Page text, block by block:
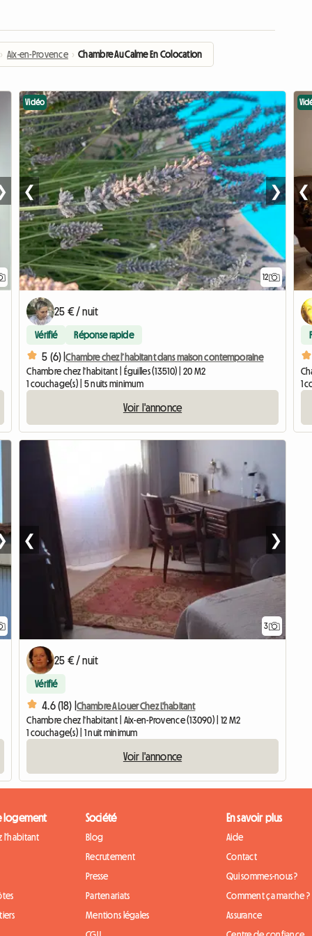
› Aix-en-Provence › Chambre Au Calme En Colocation
12
Vidéo
❮ ❯
25 € / nuit
Vérifié Réponse rapide
5 (6) |Chambre chez l’habitant dans maison contemporaine
Chambre chez l'habitant | Éguilles (13510) | 20 M2
1 couchage(s) | 5 nuits minimum
Voir l'annonce
❮
1
3
❮ ❯
25 € / nuit
Vérifié
4.6 (18) | Chambre A Louer Chez L'habitant
Chambre chez l'habitant | Aix-en-Provence (13090) | 12 M2
1 couchage(s) | 1 nuit minimum
Voir l'annonce
logement
l'habitant
Société
Blog
Recrutement
Presse
Partenariats
Mentions légales
En savoir plus
Aide
Contact
Qui sommes-nous ?
Comment ça marche ?
Assurance